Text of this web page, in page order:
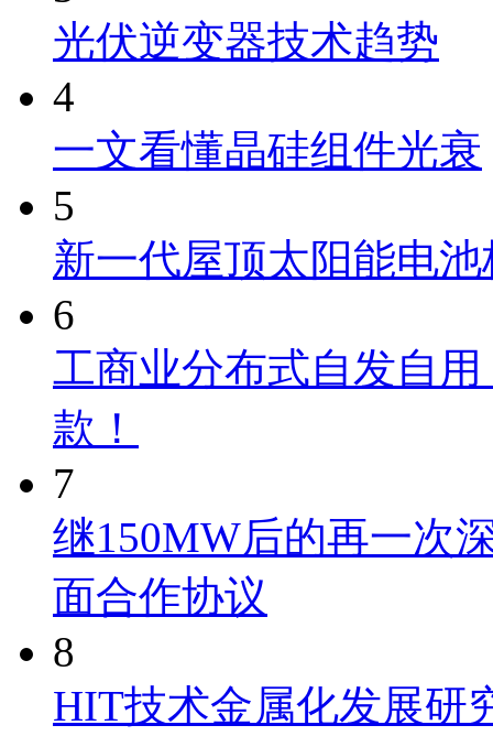
光伏逆变器技术趋势
4
一文看懂晶硅组件光衰
5
新一代屋顶太阳能电
6
工商业分布式自发自
款！
7
继150MW后的再一次
面合作协议
8
HIT技术金属化发展研